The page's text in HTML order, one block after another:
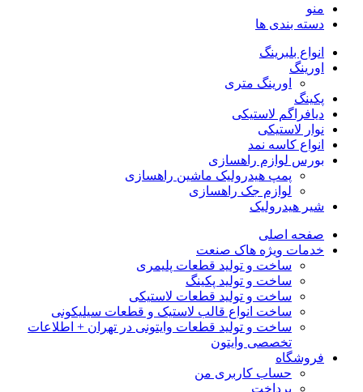
منو
دسته بندی ها
انواع بلبرینگ
اورینگ
اورینگ متری
پکینگ
دیافراگم لاستیکی
نوار لاستیکی
انواع کاسه نمد
بورس لوازم راهسازی
پمپ هیدرولیک ماشین راهسازی
لوازم جک راهسازی
شیر هیدرولیک
صفحه اصلی
خدمات ویژه هاک صنعت
ساخت و تولید قطعات پلیمری
ساخت و تولید پکینگ
ساخت و تولید قطعات لاستیکی
ساخت انواع قالب لاستیک و قطعات سیلیکونی
ساخت و تولید قطعات وایتونی در تهران + اطلاعات
تخصصی وایتون
فروشگاه
حساب کاربری من
پرداخت